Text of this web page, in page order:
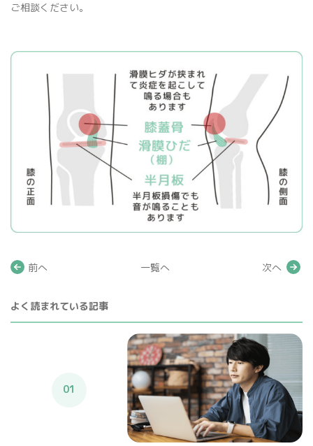
マイナンバー保険証利用について
ご相談ください。
前へ 一覧へ 次へ
よく読まれている記事
01